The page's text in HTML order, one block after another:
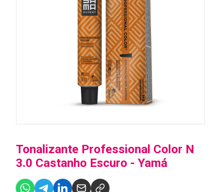
Tonalizante Professional Color N
3.0 Castanho Escuro - Yamá